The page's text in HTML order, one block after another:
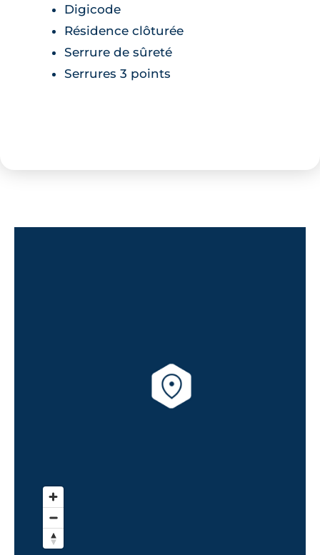
Digicode
Résidence clôturée
Serrure de sûreté
Serrures 3 points